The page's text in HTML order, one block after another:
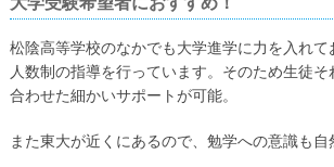
松陰高等学校のなかでも大学進学に力を入れ
人数制の指導を行っています。そのため生徒そ
合わせた細かいサポートが可能。
また東大が近くにあるので、勉学への意識も自